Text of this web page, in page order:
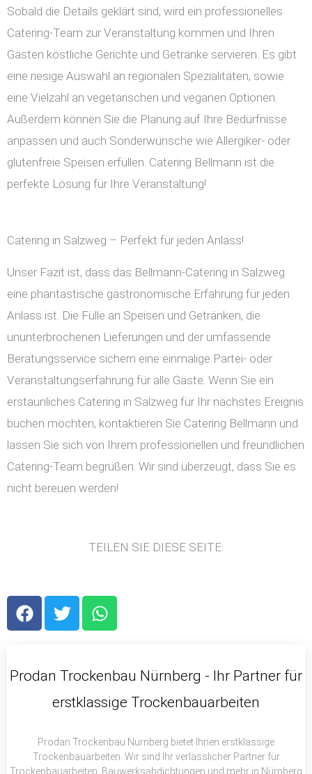
Sobald die Details geklärt sind, wird ein professionelles
Catering-Team zur Veranstaltung kommen und Ihren
Gästen köstliche Gerichte und Getränke servieren. Es gibt
eine riesige Auswahl an regionalen Spezialitäten, sowie
eine Vielzahl an vegetarischen und veganen Optionen.
Außerdem können Sie die Planung auf Ihre Bedürfnisse
anpassen und auch Sonderwünsche wie Allergiker- oder
glutenfreie Speisen erfüllen. Catering Bellmann ist die
perfekte Lösung für Ihre Veranstaltung!
Catering in Salzweg – Perfekt für jeden Anlass!
Unser Fazit ist, dass das Bellmann-Catering in Salzweg
eine phantastische gastronomische Erfahrung für jeden
Anlass ist. Die Fülle an Speisen und Getränken, die
ununterbrochenen Lieferungen und der umfassende
Beratungsservice sichern eine einmalige Partei- oder
Veranstaltungserfahrung für alle Gäste. Wenn Sie ein
erstaunliches Catering in Salzweg für Ihr nächstes Ereignis
buchen möchten, kontaktieren Sie Catering Bellmann und
lassen Sie sich von Ihrem professionellen und freundlichen
Catering-Team begrüßen. Wir sind überzeugt, dass Sie es
nicht bereuen werden!
TEILEN SIE DIESE SEITE:
F
a
b
T
w
t
r
W
h
s
p
Prodan Trockenbau Nürnberg - Ihr Partner für
erstklassige Trockenbauarbeiten
Prodan Trockenbau Nürnberg bietet Ihnen erstklassige
Trockenbauarbeiten. Wir sind Ihr verlässlicher Partner für
Trockenbauarbeiten, Bauwerksabdichtungen und mehr in Nürnberg